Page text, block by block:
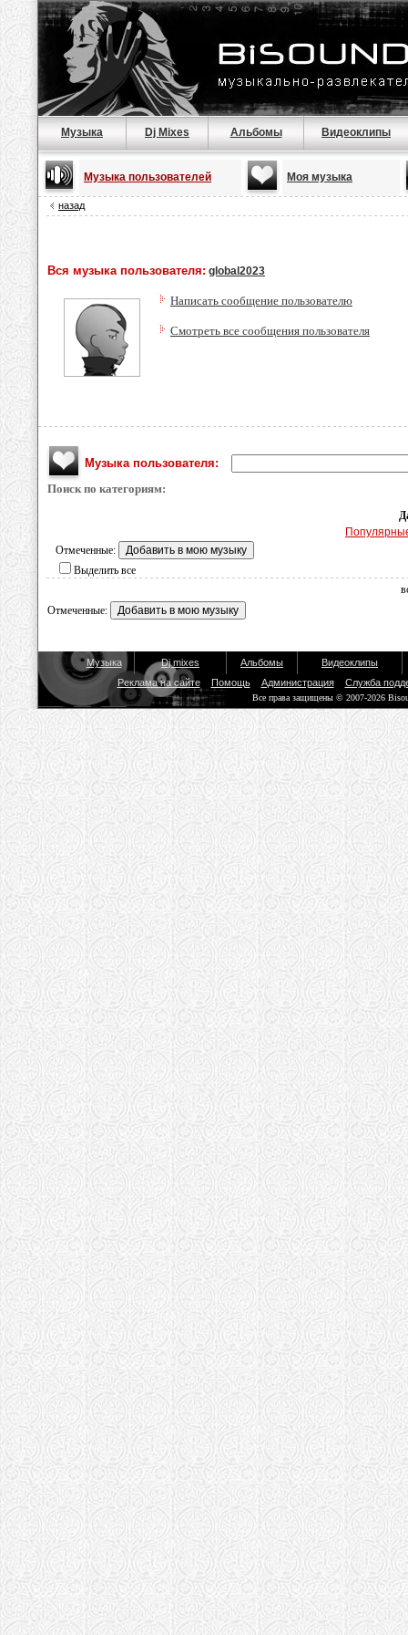
Музыка Dj Mixes Альбомы Видеоклипы
Музыка пользователей Моя музыка
назад
Вся музыка пользователя: global2023
Написать сообщение пользователю
Смотреть все сообщения пользователя
Музыка пользователя:
Поиск по категориям:
Отмеченные:
Выделить все
Отмеченные:
Музыка Dj mixes Альбомы
Видеоклипы
Реклама на сайте
Помощь Администрация Служба
Все права защищены © 2007-2026